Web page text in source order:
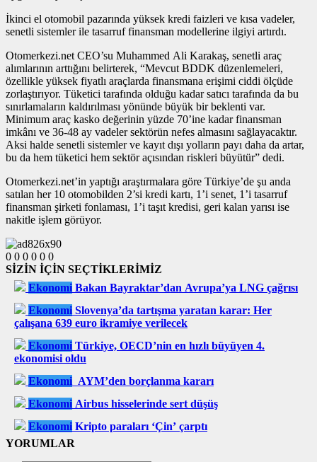
İkinci el otomobil pazarında yüksek kredi faizleri ve kısa vadeler,
senetli sistemler ile tasarruf finansman modellerine ilgiyi artırdı.
Otomerkezi.net CEO’su Muhammed Ali Karakaş, senetli araç
alımlarının arttığını belirterek, “Mevcut BDDK düzenlemeleri,
özellikle yüksek fiyatlı araçlarda finansmana erişimi ciddi ölçüde
zorlaştırıyor. Tüketici tarafında olduğu kadar satıcı tarafında da bu
sınırlamaların kaldırılması yönünde büyük bir beklenti var.
Minimum araç kasko değerinin yüzde 70’ine kadar finansman
imkânı ve 36-48 ay vadeler sektörün nefes almasını sağlayacaktır.
Aksi halde senetli sistemler ve kayıt dışı yolların payı daha da artar,
bu da hem tüketici hem sektör açısından riskleri büyütür” dedi.
Otomerkezi.net’in yaptığı araştırmalara göre Türkiye’de şu anda
satılan her 10 otomobilden 2’si kredi kartı, 1’i senet, 1’i tasarruf
finansman şirketi fonlaması, 1’i taşıt kredisi, geri kalan yarısı ise
nakitle işlem görüyor.
0 0 0 0 0 0
SİZİN İÇİN SEÇTİKLERİMİZ
Ekonomi Bakan Bayraktar’dan Avrupa’ya LNG çağrısı
Ekonomi Slovenya’da tartışma yaratan karar: Her
çalışana 639 euro ikramiye verilecek
Ekonomi Türkiye, OECD’nin en hızlı büyüyen 4.
ekonomisi oldu
Ekonomi AYM’den borçlanma kararı
Ekonomi Airbus hisselerinde sert düşüş
Ekonomi Kripto paraları ‘Çin’ çarptı
YORUMLAR